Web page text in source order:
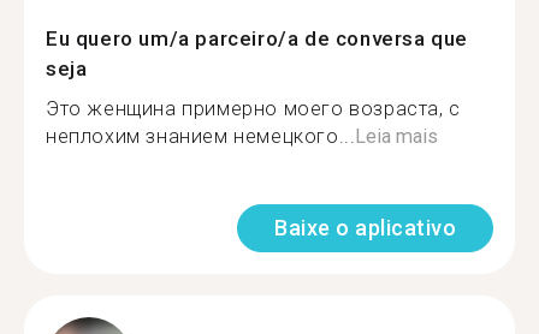
Eu quero um/a parceiro/a de conversa que
seja
Это женщина примерно моего возраста, с
неплохим знанием немецкого...Leia mais
Baixe o aplicativo